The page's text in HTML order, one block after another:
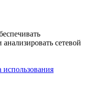
сетевой
использования